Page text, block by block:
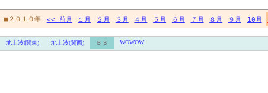
■２０１０年 << 前月 １月 ２月 ３月 ４月 ５月 ６月 ７月 ８月 ９月 10月
地上波(関東) 地上波(関西) ＢＳ WOWOW